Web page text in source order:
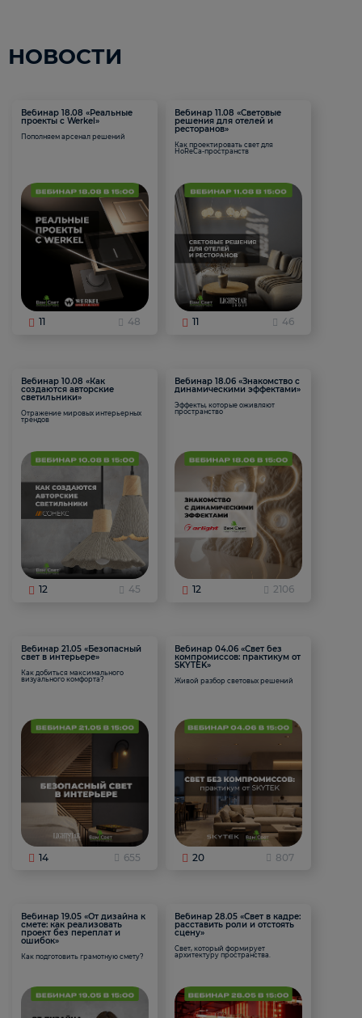
НОВОСТИ
Вебинар 18.08 «Реальные
проекты с Werkel»
Пополняем арсенал решений
11 48
Вебинар 11.08 «Световые
решения для отелей и
ресторанов»
Как проектировать свет для
HoReCa-пространств
11 46
Вебинар 10.08 «Как
создаются авторские
светильники»
Отражение мировых интерьерных
трендов
12 45
Вебинар 18.06 «Знакомство с
динамическими эффектами»
Эффекты, которые оживляют
пространство
12 2106
Вебинар 21.05 «Безопасный
свет в интерьере»
Как добиться максимального
визуального комфорта?
14 655
Вебинар 04.06 «Свет без
компромиссов: практикум от
SKYTEK»
Живой разбор световых решений
20 807
Вебинар 19.05 «От дизайна к
смете: как реализовать
проект без переплат и
ошибок»
Как подготовить грамотную смету?
Вебинар 28.05 «Свет в кадре:
расставить роли и отстоять
сцену»
Свет, который формирует
архитектуру пространства.